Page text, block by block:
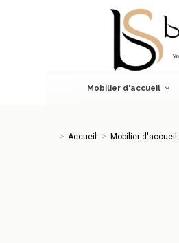
Mobilier d'accueil
Mobilier d'accueil.
Accueil Mobilier d'accueil.